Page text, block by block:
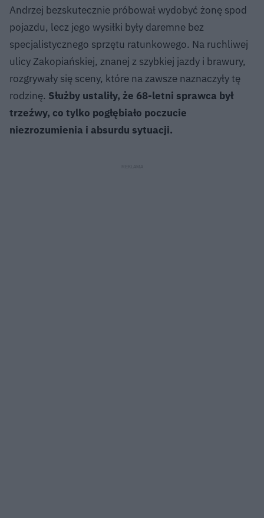
Andrzej bezskutecznie próbował wydobyć żonę spod
pojazdu, lecz jego wysiłki były daremne bez
specjalistycznego sprzętu ratunkowego. Na ruchliwej
ulicy Zakopiańskiej, znanej z szybkiej jazdy i brawury,
rozgrywały się sceny, które na zawsze naznaczyły tę
rodzinę. Służby ustaliły, że 68-letni sprawca był
trzeźwy, co tylko pogłębiało poczucie
niezrozumienia i absurdu sytuacji.